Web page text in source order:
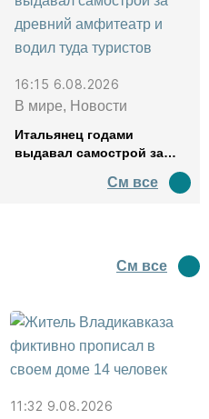
16:15 6.08.2026
В мире, Новости
Итальянец годами
выдавал самострой за
водил туда туристов
См все
См все
11:32 9.08.2026